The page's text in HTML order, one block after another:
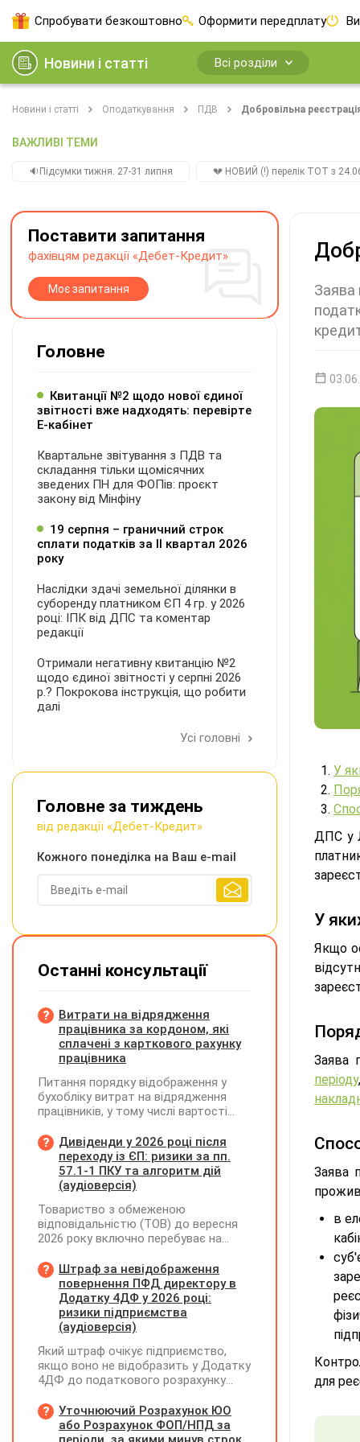
Спробувати безкоштовно Оформити передплату
Новини і статті Всі розділи
Новини і статті Оподаткування ПДВ Добровільна
ВАЖЛИВІ ТЕМИ
🔉Підсумки тижня. 27-31 липня 💔 НОВИЙ (!) перелік ТОТ з
Заява
У
ДПС у
У
Якщо
Заява
періоду
Заява
в
для
Поставити запитання
фахівцям редакції «Дебет-Кредит»
Моє запитання
Головне
Квитанції №2 щодо нової єдиної
звітності вже надходять: перевірте
Е-кабінет
Квартальне звітування з ПДВ та
складання тільки щомісячних
зведених ПН для ФОПів: проєкт
закону від Мінфіну
19 серпня – граничний строк
сплати податків за ІI квартал 2026
року
Наслідки здачі земельної ділянки в
суборенду платником ЄП 4 гр. у 2026
році: ІПК від ДПС та коментар
редакції
Отримали негативну квитанцію №2
щодо єдиної звітності у серпні 2026
р.? Покрокова інструкція, що робити
далі
Усі головні
Головне за тиждень
від редакції «Дебет-Кредит»
Кожного понеділка на Ваш e-mail
Останні консультації
Витрати на відрядження
працівника за кордоном, які
сплачені з карткового рахунку
працівника
Питання порядку відображення у
бухобліку витрат на відрядження
працівників, у тому числі вартості
карткового рахунку працівника та
підтвердження таких операцій
первинними документами, належать
до компетенції Мінфіну
Дивіденди у 2026 році після
переходу із ЄП: ризики за пп.
57.1-1 ПКУ та алгоритм дій
(аудіоверсія)
Товариство з обмеженою
відповідальністю (ТОВ) до вересня
2026 року включно перебуває на
(єдиний податок, 3 група, ставка 5%,
неплатник ПДВ). З 1 жовтня 2026
року підприємство переходить на
загальну систему оподаткування
(стає платником податку на
діяльності у періоді 2024–2025 років
(під час перебування на спрощеній
системі) підприємство отримало
нерозподіленого прибутку в балансі
становить 18 млн грн. Наприкінці
Штраф за невідображення
повернення ПФД директору в
Додатку 4ДФ у 2026 році:
ризики підприємства
(аудіоверсія)
Який штраф очікує підприємство,
якщо воно не відобразить у Додатку
4ДФ до податкового розрахунку
допомоги (ПФД) директору?
Уточнюючий Розрахунок ЮО
або Розрахунок ФОП/НПД за